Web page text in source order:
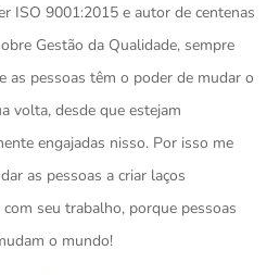
ISO 9001:2015 e autor de centenas
Gestão da Qualidade, sempre
as pessoas têm o poder de mudar o
volta, desde que estejam
engajadas nisso. Por isso me
as pessoas a criar laços
seu trabalho, porque pessoas
o mundo!